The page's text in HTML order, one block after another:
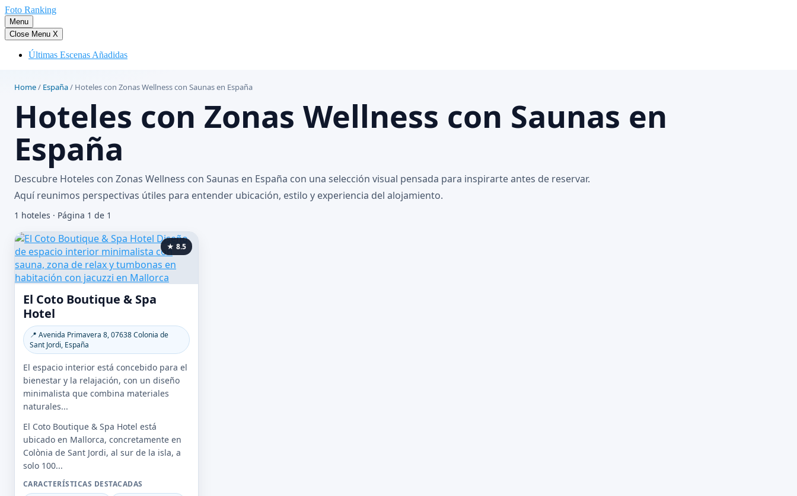
Saltar
al
contenido
Foto Ranking
Menu
Close Menu X
Últimas Escenas Añadidas
Home/ España/ Hoteles con Zonas Wellness con Saunas en España
Hoteles con Zonas Wellness con Saunas en
España
Descubre Hoteles con Zonas Wellness con Saunas en España con una selección visual pensada para inspirarte antes de reservar.
Aquí reunimos perspectivas útiles para entender ubicación, estilo y experiencia del alojamiento.
1 hoteles · Página 1 de 1
★ 8.5
El Coto Boutique & Spa
Hotel
📍 Avenida Primavera 8, 07638 Colonia de
Sant Jordi, España
El espacio interior está concebido para el
bienestar y la relajación, con un diseño
minimalista que combina materiales
naturales...
El Coto Boutique & Spa Hotel está
ubicado en Mallorca, concretamente en
Colònia de Sant Jordi, al sur de la isla, a
solo 100...
CARACTERÍSTICAS DESTACADAS